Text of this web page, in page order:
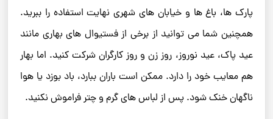
پارک ها، باغ ها و خیابان های شهری نهایت استفاده را ببرید.
همچنین شما می توانید از برخی از فستیوال های بهاری مانند
عید پاک، عید نوروز، روز زن و روز کارگران شرکت کنید. اما بهار
هم معایب خود را دارد. ممکن است باران ببارد، باد بوزد یا هوا
ناگهان خنک شود. پس از لباس های گرم و چتر فراموش نکنید.